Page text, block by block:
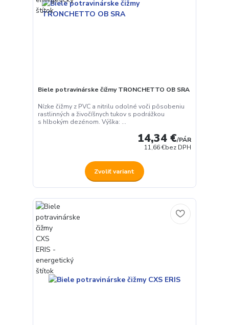
Biele potravinárske čižmy TRONCHETTO OB SRA
Nízke čižmy z PVC a nitrilu odolné voči pôsobeniu
rastlinných a živočíšnych tukov s podrážkou
s hlbokým dezénom. Výška: ...
14,34 €/PÁR
11,66 €bez DPH
Zvoliť variant